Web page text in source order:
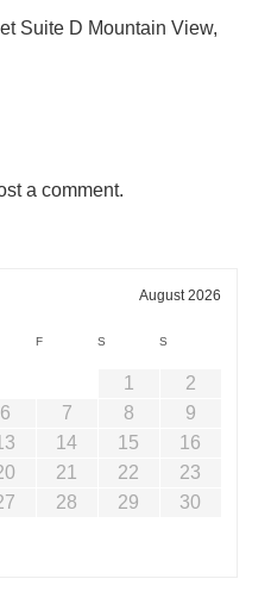
Suite D Mountain View,
a comment.
August 2026
F S S
1
2
6 7 8
9
14 15
16
21 22
23
28 29
30